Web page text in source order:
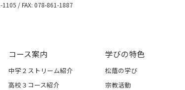
1105 / FAX: 078-861-1887
コース案内
中学２ストリーム紹介
高校３コース紹介
学びの特色
松蔭の学び
宗教活動